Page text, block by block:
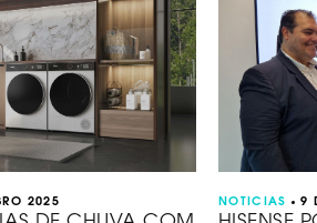
2025 NOTICIAS 9